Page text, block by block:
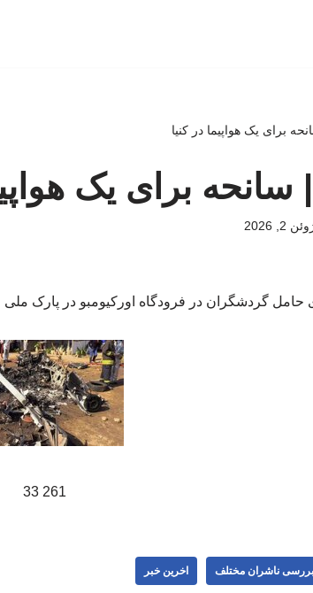
برای یک هواپیما در کنیا
| سانحه برای یک
2, 2026
حامل گردشگران در فرودگاه اورکیومبو در پارک ملی
261 33
بررسی ناشران مختلف اخرین خبر